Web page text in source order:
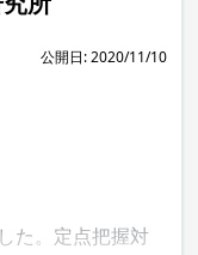
公開日: 2020/11/10
た。定点把握対